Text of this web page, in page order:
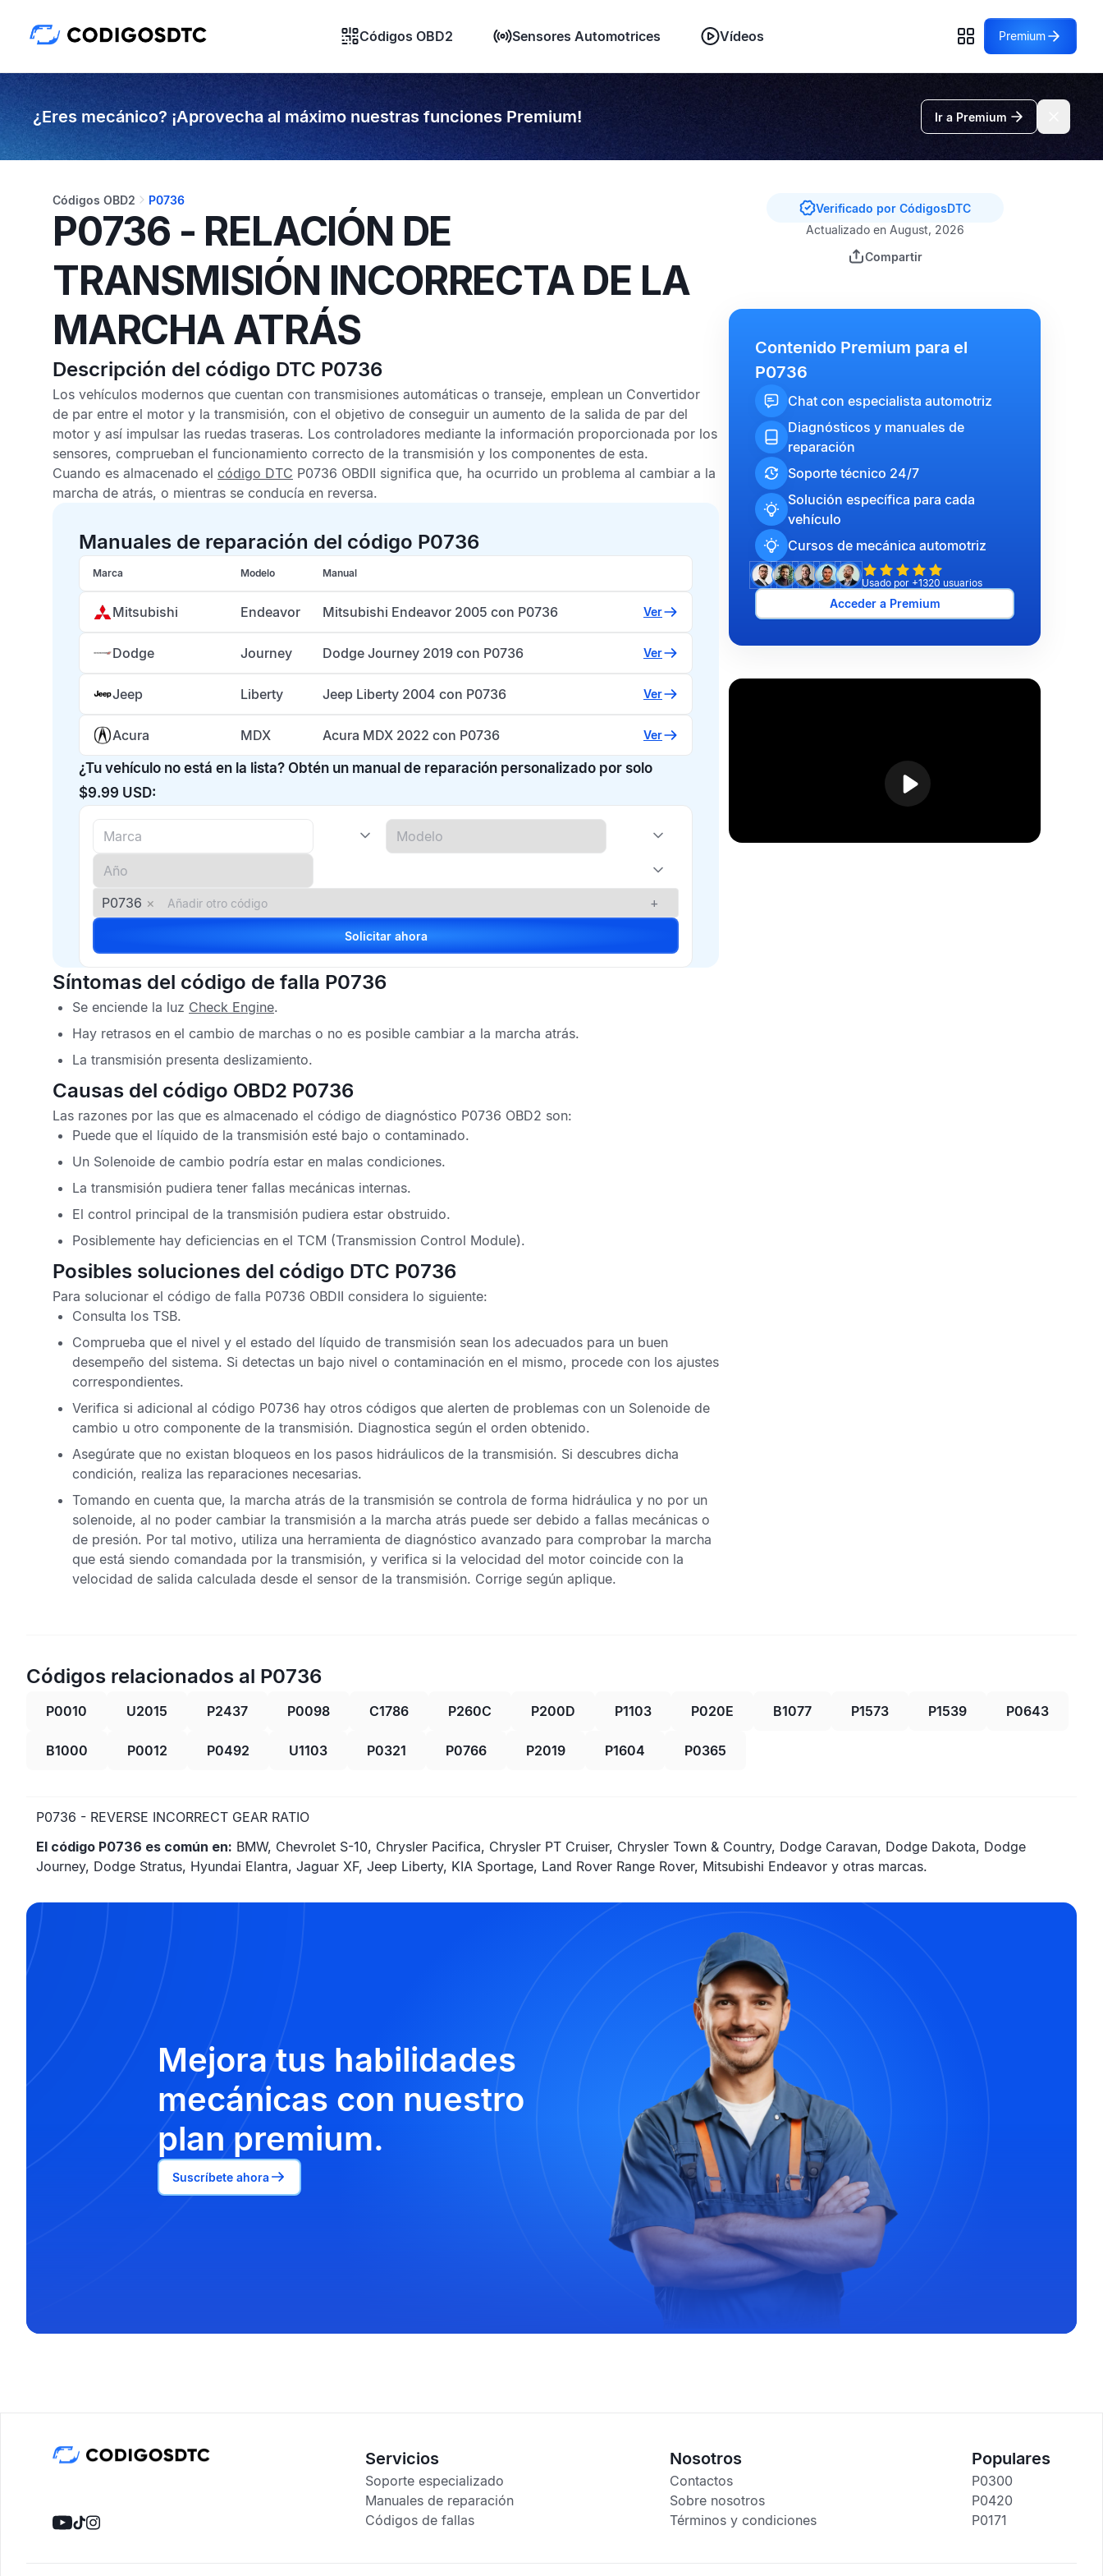
Códigos OBD2 Sensores Automotrices Vídeos Premium
¿Eres mecánico? ¡Aprovecha al máximo nuestras funciones Premium! Ir a Premium
Códigos OBD2 P0736
P0736 - RELACIÓN DE
TRANSMISIÓN INCORRECTA DE LA
MARCHA ATRÁS
Descripción del código DTC P0736
Los vehículos modernos que cuentan con transmisiones automáticas o transeje, emplean un Convertidor
de par entre el motor y la transmisión, con el objetivo de conseguir un aumento de la salida de par del
motor y así impulsar las ruedas traseras. Los controladores mediante la información proporcionada por los
sensores, comprueban el funcionamiento correcto de la transmisión y los componentes de esta.
Cuando es almacenado el código DTC P0736 OBDII significa que, ha ocurrido un problema al cambiar a la
marcha de atrás, o mientras se conducía en reversa.
Manuales de reparación del código P0736
Marca Modelo Manual
Mitsubishi Endeavor Mitsubishi Endeavor 2005 con P0736 Ver
Dodge Journey Dodge Journey 2019 con P0736 Ver
Jeep Liberty Jeep Liberty 2004 con P0736 Ver
Acura MDX Acura MDX 2022 con P0736 Ver
¿Tu vehículo no está en la lista? Obtén un manual de reparación personalizado por solo
$9.99 USD:
P0736 × +
Solicitar ahora
Síntomas del código de falla P0736
Se enciende la luz Check Engine.
Hay retrasos en el cambio de marchas o no es posible cambiar a la marcha atrás.
La transmisión presenta deslizamiento.
Causas del código OBD2 P0736
Las razones por las que es almacenado el código de diagnóstico P0736 OBD2 son:
Puede que el líquido de la transmisión esté bajo o contaminado.
Un Solenoide de cambio podría estar en malas condiciones.
La transmisión pudiera tener fallas mecánicas internas.
El control principal de la transmisión pudiera estar obstruido.
Posiblemente hay deficiencias en el TCM (Transmission Control Module).
Posibles soluciones del código DTC P0736
Para solucionar el código de falla P0736 OBDII considera lo siguiente:
Consulta los TSB.
Comprueba que el nivel y el estado del líquido de transmisión sean los adecuados para un buen
desempeño del sistema. Si detectas un bajo nivel o contaminación en el mismo, procede con los ajustes
correspondientes.
Verifica si adicional al código P0736 hay otros códigos que alerten de problemas con un Solenoide de
cambio u otro componente de la transmisión. Diagnostica según el orden obtenido.
Asegúrate que no existan bloqueos en los pasos hidráulicos de la transmisión. Si descubres dicha
condición, realiza las reparaciones necesarias.
Tomando en cuenta que, la marcha atrás de la transmisión se controla de forma hidráulica y no por un
solenoide, al no poder cambiar la transmisión a la marcha atrás puede ser debido a fallas mecánicas o
de presión. Por tal motivo, utiliza una herramienta de diagnóstico avanzado para comprobar la marcha
que está siendo comandada por la transmisión, y verifica si la velocidad del motor coincide con la
velocidad de salida calculada desde el sensor de la transmisión. Corrige según aplique.
Verificado por CódigosDTC
Actualizado en August, 2026
Compartir
Contenido Premium para el
P0736
Chat con especialista automotriz
Diagnósticos y manuales de
reparación
Soporte técnico 24/7
Solución específica para cada
vehículo
Cursos de mecánica automotriz
Usado por +1320 usuarios
Acceder a Premium
Códigos relacionados al P0736
P0010 U2015 P2437 P0098 C1786 P260C P200D P1103 P020E B1077 P1573 P1539 P0643
B1000 P0012 P0492 U1103 P0321 P0766 P2019 P1604 P0365
P0736 - REVERSE INCORRECT GEAR RATIO
El código P0736 es común en: BMW, Chevrolet S-10, Chrysler Pacifica, Chrysler PT Cruiser, Chrysler Town & Country, Dodge Caravan, Dodge Dakota, Dodge
Journey, Dodge Stratus, Hyundai Elantra, Jaguar XF, Jeep Liberty, KIA Sportage, Land Rover Range Rover, Mitsubishi Endeavor y otras marcas.
Mejora tus habilidades
mecánicas con nuestro
plan premium.
Suscríbete ahora
Servicios
Soporte especializado
Manuales de reparación
Códigos de fallas
Nosotros
Contactos
Sobre nosotros
Términos y condiciones
Populares
P0300
P0420
P0171